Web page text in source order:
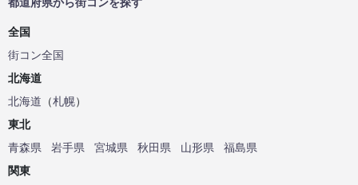
全国
街コン全国
北海道
北海道 （札幌）
東北
青森県
岩手県 宮城県 秋田県 山形県
福島県
関東